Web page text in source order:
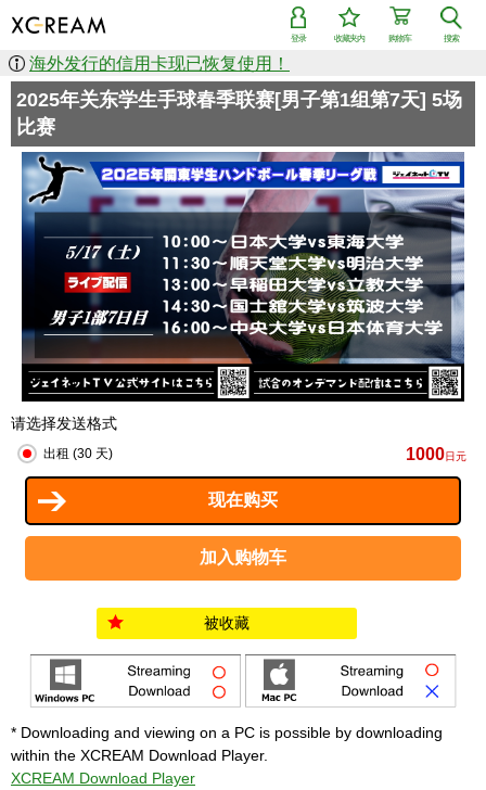
搜索
购物车
收藏夹内
登录
海外发行的信用卡现已恢复使用！
2025年关东学生手球春季联赛[男子第1组第7天] 5场
比赛
请选择发送格式
出租 (30 天) 1000日元
被收藏
* Downloading and viewing on a PC is possible by downloading
within the XCREAM Download Player.
XCREAM Download Player